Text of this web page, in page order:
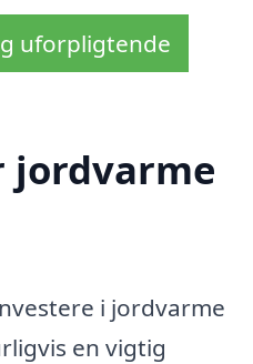
uforpligtende
jordvarme
i jordvarme
en vigtig